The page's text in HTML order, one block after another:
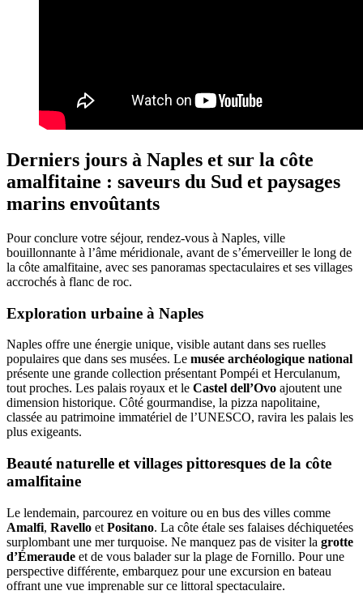
Derniers jours à Naples et sur la côte
amalfitaine : saveurs du Sud et paysages
marins envoûtants
Pour conclure votre séjour, rendez-vous à Naples, ville
bouillonnante à l’âme méridionale, avant de s’émerveiller le long de
la côte amalfitaine, avec ses panoramas spectaculaires et ses villages
accrochés à flanc de roc.
Exploration urbaine à Naples
Naples offre une énergie unique, visible autant dans ses ruelles
populaires que dans ses musées. Le musée archéologique national
présente une grande collection présentant Pompéi et Herculanum,
tout proches. Les palais royaux et le Castel dell’Ovo ajoutent une
dimension historique. Côté gourmandise, la pizza napolitaine,
classée au patrimoine immatériel de l’UNESCO, ravira les palais les
plus exigeants.
Beauté naturelle et villages pittoresques de la côte
amalfitaine
Le lendemain, parcourez en voiture ou en bus des villes comme
Amalfi, Ravello et Positano. La côte étale ses falaises déchiquetées
surplombant une mer turquoise. Ne manquez pas de visiter la grotte
d’Émeraude et de vous balader sur la plage de Fornillo. Pour une
perspective différente, embarquez pour une excursion en bateau
offrant une vue imprenable sur ce littoral spectaculaire.